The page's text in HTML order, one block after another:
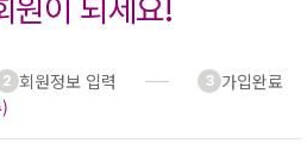
원이 되세요!
2 회원정보 입력 3 가입완료